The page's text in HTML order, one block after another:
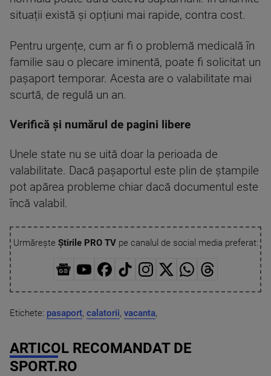
situații există și opțiuni mai rapide, contra cost.
Pentru urgențe, cum ar fi o problemă medicală în
familie sau o plecare iminentă, poate fi solicitat un
pașaport temporar. Acesta are o valabilitate mai
scurtă, de regulă un an.
Verifică și numărul de pagini libere
Unele state nu se uită doar la perioada de
valabilitate. Dacă pașaportul este plin de ștampile
pot apărea probleme chiar dacă documentul este
încă valabil.
Urmărește Știrile PRO TVpe canalul de social media preferat:
Etichete: pasaport, calatorii, vacanta,
ARTICOL RECOMANDAT DE
SPORT.RO